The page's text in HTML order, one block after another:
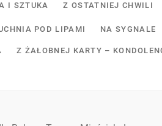
I SZTUKA Z OSTATNIEJ CHWILI
POD LIPAMI NA SYGNALE
Z ŻAŁOBNEJ KARTY –